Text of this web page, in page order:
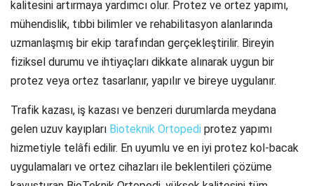
kalitesini artırmaya yardımcı olur. Protez ve ortez yapımı,
mühendislik, tıbbi bilimler ve rehabilitasyon alanlarında
uzmanlaşmış bir ekip tarafından gerçekleştirilir. Bireyin
fiziksel durumu ve ihtiyaçları dikkate alınarak uygun bir
protez veya ortez tasarlanır, yapılır ve bireye uygulanır.
Trafik kazası, iş kazası ve benzeri durumlarda meydana
gelen uzuv kayıpları Bioteknik Ortopedi protez yapımı
hizmetiyle telâfi edilir. En uyumlu ve en iyi protez kol-bacak
uygulamaları ve ortez cihazları ile beklentileri çözüme